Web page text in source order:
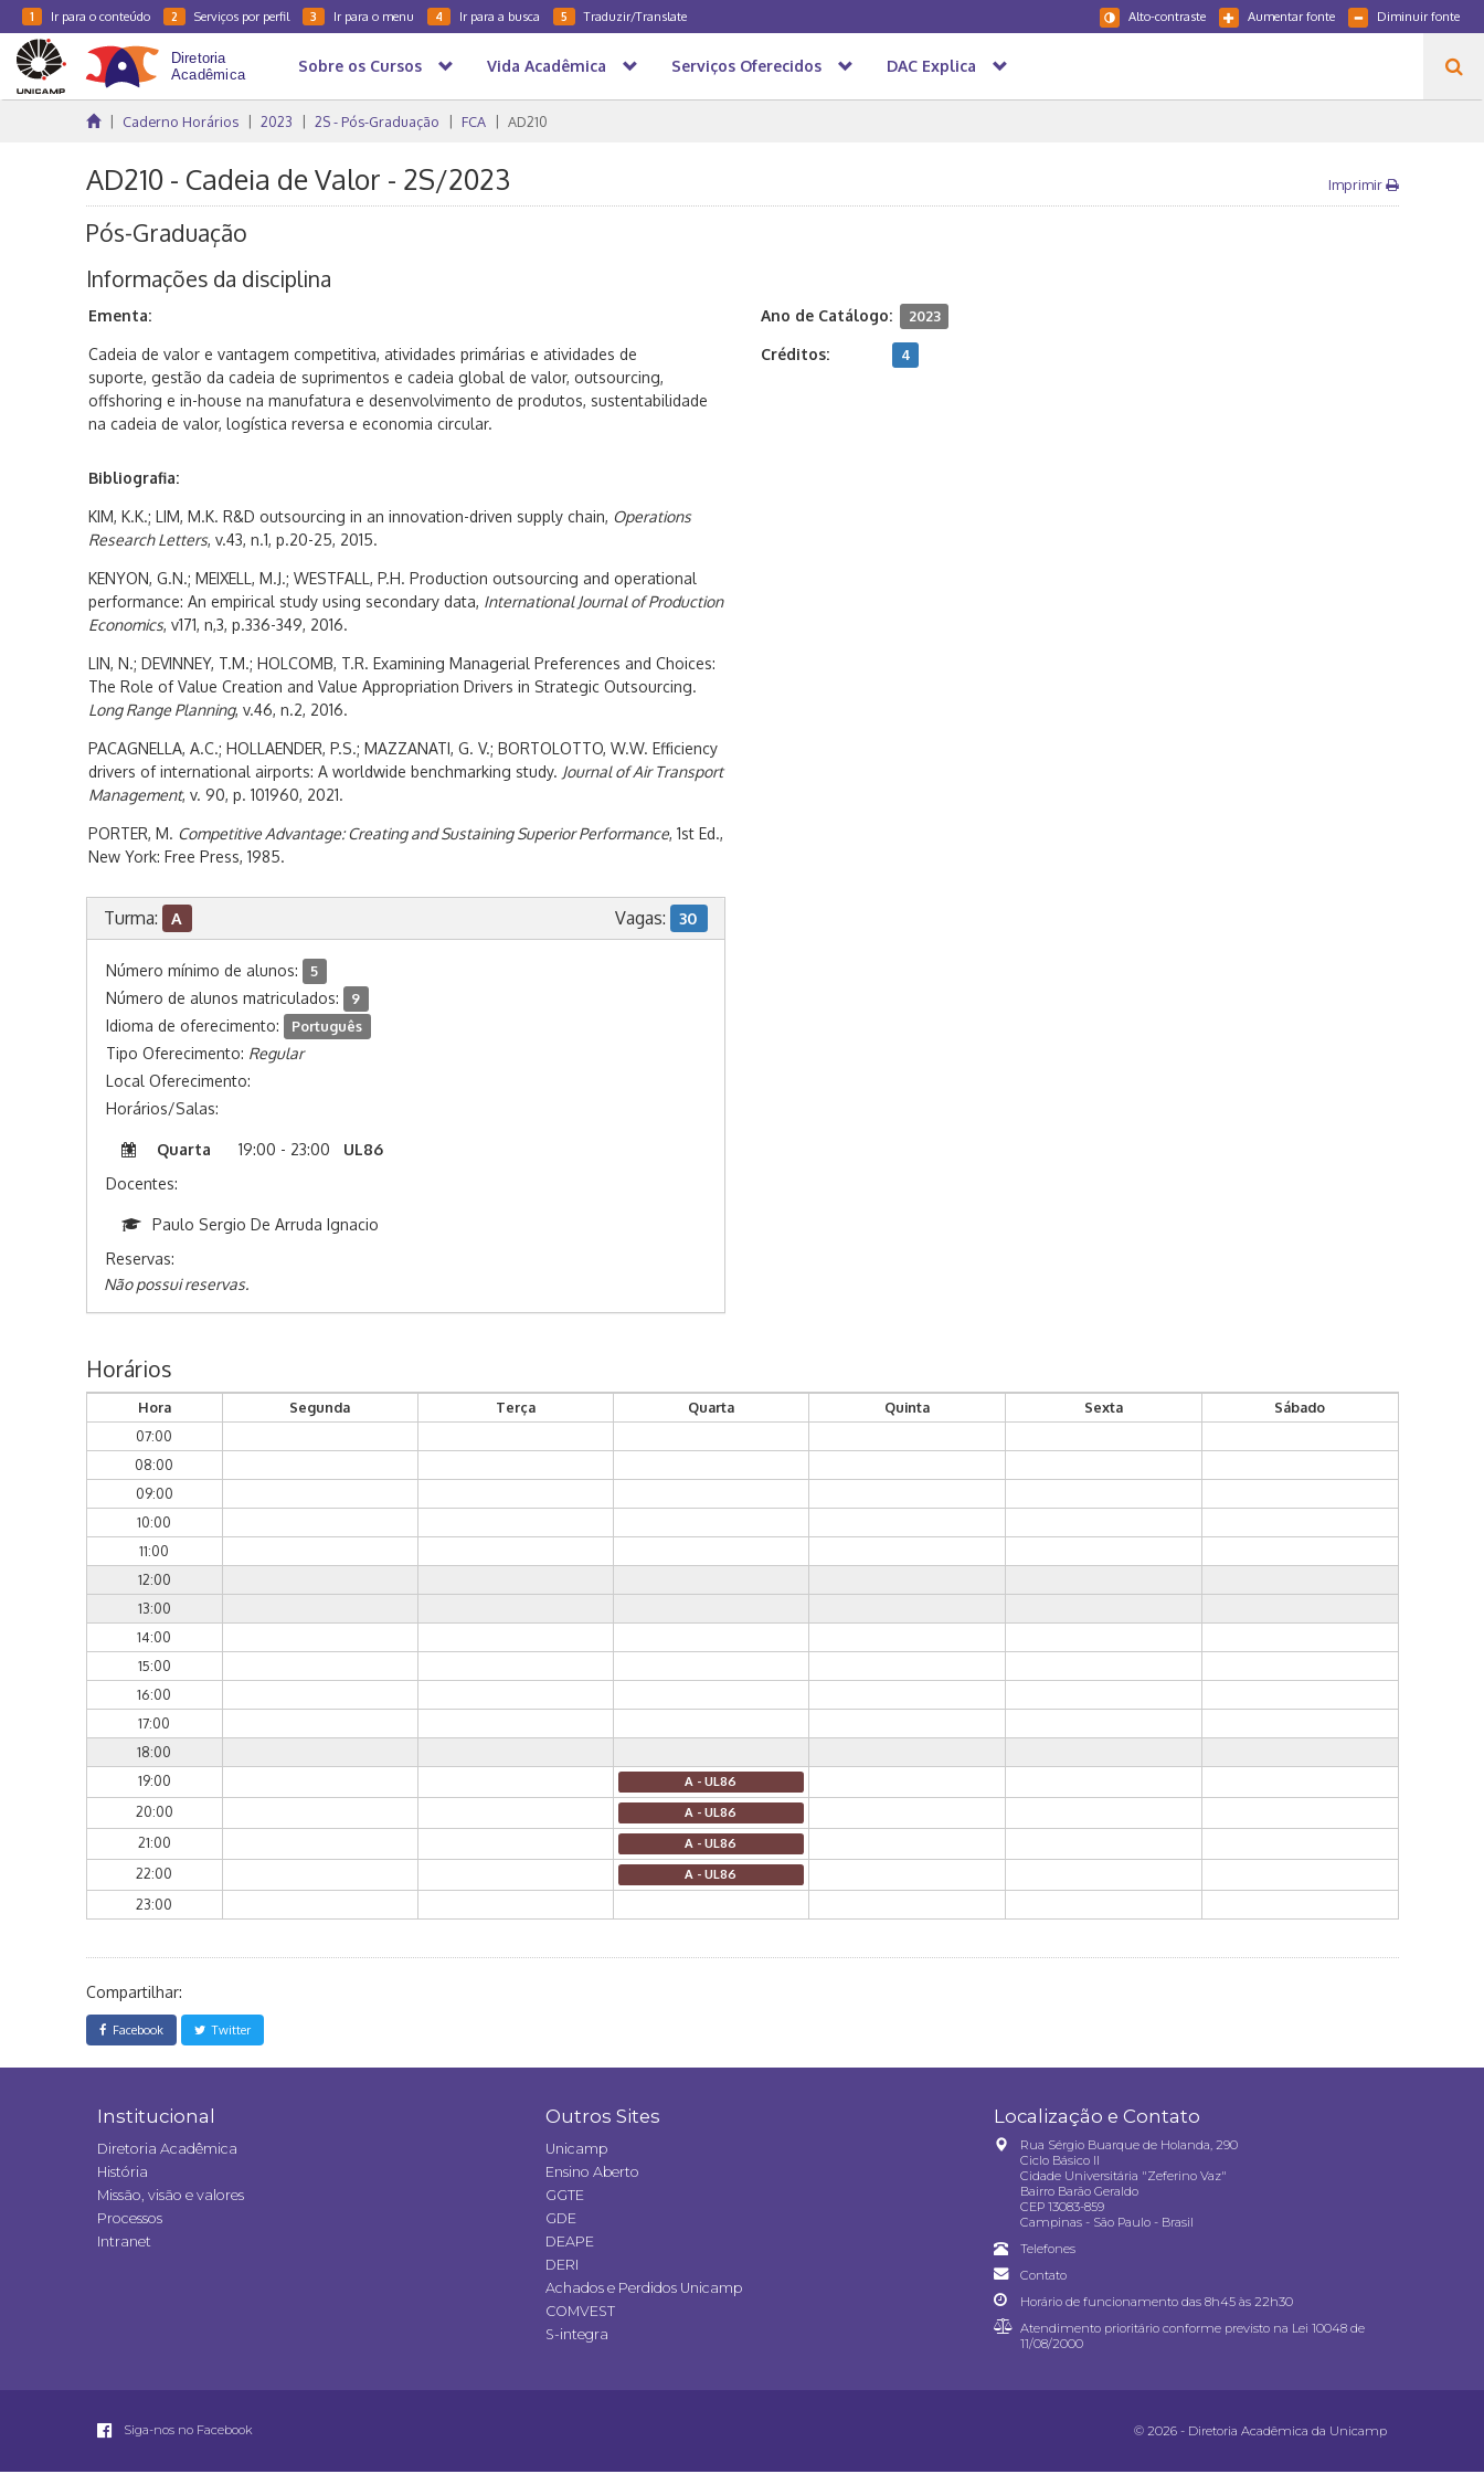
1 Ir para o conteúdo 2 Serviços por perfil 3 Ir para o menu 4 Ir para a busca 5 Traduzir/Translate Diminuir fonte
Aumentar fonte
Alto-contraste
Sobre os Cursos Vida Acadêmica Serviços Oferecidos DAC Explica
Caderno Horários 2023 2S - Pós-Graduação FCA AD210
AD210 - Cadeia de Valor - 2S/2023 Imprimir
Pós-Graduação
Informações da disciplina
Ementa:
Cadeia de valor e vantagem competitiva, atividades primárias e atividades de
suporte, gestão da cadeia de suprimentos e cadeia global de valor, outsourcing,
offshoring e in-house na manufatura e desenvolvimento de produtos, sustentabilidade
na cadeia de valor, logística reversa e economia circular.
Bibliografia:
KIM, K.K.; LIM, M.K. R&D outsourcing in an innovation-driven supply chain, Operations
Research Letters, v.43, n.1, p.20-25, 2015.
KENYON, G.N.; MEIXELL, M.J.; WESTFALL, P.H. Production outsourcing and operational
performance: An empirical study using secondary data, International Journal of Production
Economics, v171, n,3, p.336-349, 2016.
LIN, N.; DEVINNEY, T.M.; HOLCOMB, T.R. Examining Managerial Preferences and Choices:
The Role of Value Creation and Value Appropriation Drivers in Strategic Outsourcing.
Long Range Planning, v.46, n.2, 2016.
PACAGNELLA, A.C.; HOLLAENDER, P.S.; MAZZANATI, G. V.; BORTOLOTTO, W.W. Efficiency
drivers of international airports: A worldwide benchmarking study. Journal of Air Transport
Management, v. 90, p. 101960, 2021.
PORTER, M. Competitive Advantage: Creating and Sustaining Superior Performance, 1st Ed.,
New York: Free Press, 1985.
Ano de Catálogo: 2023
Créditos: 4
Turma: A Vagas: 30
Número mínimo de alunos: 5
Número de alunos matriculados: 9
Idioma de oferecimento: Português
Tipo Oferecimento: Regular
Local Oferecimento:
Horários/Salas:
Quarta 19:00 - 23:00
UL86
Docentes:
Paulo Sergio De Arruda Ignacio
Reservas:
Não possui reservas.
Horários
Hora Segunda Terça Quarta Quinta Sexta
Sábado
07:00
08:00
09:00
10:00
11:00
12:00
13:00
14:00
15:00
16:00
17:00
18:00
19:00
A - UL86
20:00 A - UL86
21:00 A - UL86
22:00 A - UL86
23:00
Compartilhar:
Facebook Twitter
Institucional
Diretoria Acadêmica
História
Missão, visão e valores
Processos
Intranet
Outros Sites
Unicamp
Ensino Aberto
GGTE
GDE
DEAPE
DERI
Achados e Perdidos Unicamp
COMVEST
S-integra
Localização e Contato
Rua Sérgio Buarque de Holanda, 290
Ciclo Básico II
Cidade Universitária "Zeferino Vaz"
Bairro Barão Geraldo
CEP 13083-859
Campinas - São Paulo - Brasil
Telefones
Contato
Horário de funcionamento das 8h45 às 22h30
Atendimento prioritário conforme previsto na Lei 10048 de
11/08/2000
Siga-nos no Facebook © 2026 - Diretoria Acadêmica da Unicamp